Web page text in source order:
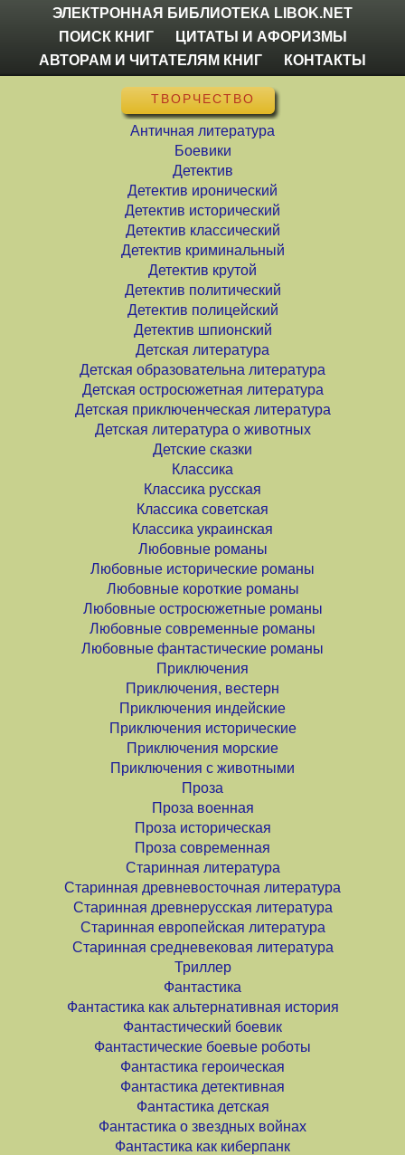
ЭЛЕКТРОННАЯ БИБЛИОТЕКА LIBOK.NET
ПОИСК КНИГ
ЦИТАТЫ И АФОРИЗМЫ
АВТОРАМ И ЧИТАТЕЛЯМ КНИГ
КОНТАКТЫ
ТВОРЧЕСТВО
Античная литература
Боевики
Детектив
Детектив иронический
Детектив исторический
Детектив классический
Детектив криминальный
Детектив крутой
Детектив политический
Детектив полицейский
Детектив шпионский
Детская литература
Детская образовательна литература
Детская остросюжетная литература
Детская приключенческая литература
Детская литература о животных
Детские сказки
Классика
Классика русская
Классика советская
Классика украинская
Любовные романы
Любовные исторические романы
Любовные короткие романы
Любовные остросюжетные романы
Любовные современные романы
Любовные фантастические романы
Приключения
Приключения, вестерн
Приключения индейские
Приключения исторические
Приключения морские
Приключения с животными
Проза
Проза военная
Проза историческая
Проза современная
Старинная литература
Старинная древневосточная литература
Старинная древнерусская литература
Старинная европейская литература
Старинная средневековая литература
Триллер
Фантастика
Фантастика как альтернативная история
Фантастический боевик
Фантастические боевые роботы
Фантастика героическая
Фантастика детективная
Фантастика детская
Фантастика о звездных войнах
Фантастика как киберпанк